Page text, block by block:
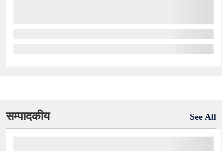
सम्पादकीय See All